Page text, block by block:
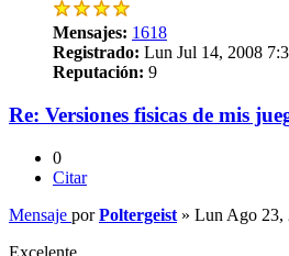
Mensajes: 1618
Registrado: Lun Jul 14, 2008
Reputación: 9
Re: Versiones fisicas de mis
0
Citar
Mensaje porPoltergeist » Lun Ago 23,
Excelente